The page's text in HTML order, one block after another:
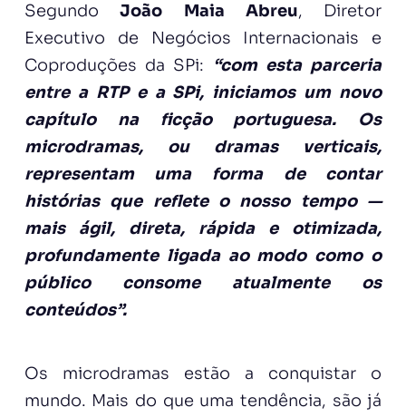
SegundoJoão Maia Abreu, Diretor
Executivo de Negócios Internacionais e
Coproduções da SPi: “com esta parceria
entre a RTP e a SPi, iniciamos um novo
capítulo na ficção portuguesa. Os
microdramas, ou dramas verticais,
representam uma forma de contar
histórias que reflete o nosso tempo —
mais ágil, direta, rápida e otimizada,
profundamente ligada ao modo como o
público consome atualmente os
conteúdos”.
Os microdramas estão a conquistar o
mundo. Mais do que uma tendência, são já